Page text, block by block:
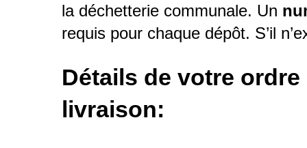
la déchetterie communale. Un
requis pour chaque dépôt. S’il
Détails de votre
livraison: